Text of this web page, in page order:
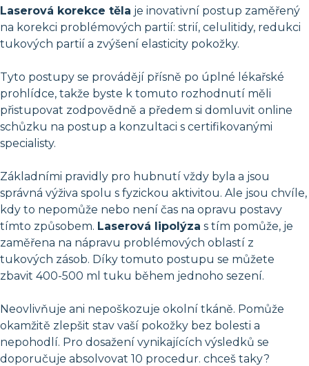
Laserová korekce těla je inovativní postup zaměřený
na korekci problémových partií: strií, celulitidy, redukci
tukových partií a zvýšení elasticity pokožky.
Tyto postupy se provádějí přísně po úplné lékařské
prohlídce, takže byste k tomuto rozhodnutí měli
přistupovat zodpovědně a předem si domluvit online
schůzku na postup a konzultaci s certifikovanými
specialisty.
Základními pravidly pro hubnutí vždy byla a jsou
správná výživa spolu s fyzickou aktivitou. Ale jsou chvíle,
kdy to nepomůže nebo není čas na opravu postavy
tímto způsobem. Laserová lipolýza s tím pomůže, je
zaměřena na nápravu problémových oblastí z
tukových zásob. Díky tomuto postupu se můžete
zbavit 400-500 ml tuku během jednoho sezení.
Neovlivňuje ani nepoškozuje okolní tkáně. Pomůže
okamžitě zlepšit stav vaší pokožky bez bolesti a
nepohodlí. Pro dosažení vynikajících výsledků se
doporučuje absolvovat 10 procedur. chceš taky?